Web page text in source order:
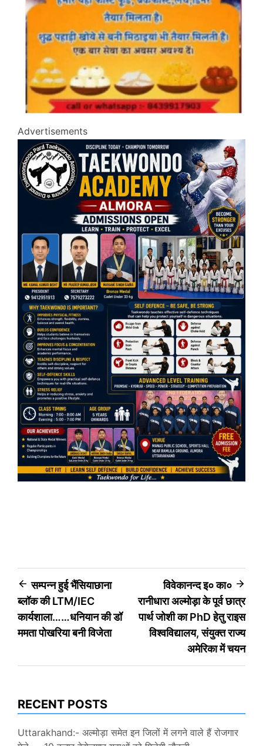
Advertisements
Post
navigation
सम्पन्न हुई भैंसियाछाना
ब्लॉक की LTM/IEC
कार्यशाला……धनियान की डॉ
ममता पोखरिया बनी विजेता
विवेकानन्द इ० का०
रानीधारा अल्मोड़ा के पूर्व छात्र
पार्थ जोशी का PhD हेतु राइस
विश्वविद्यालय, संयुक्त राज्य
अमेरिका में चयन
RECENT POSTS
Uttarakhand:- अल्मोड़ा समेत इन जिलों में लगने वाले हैं रोजगार